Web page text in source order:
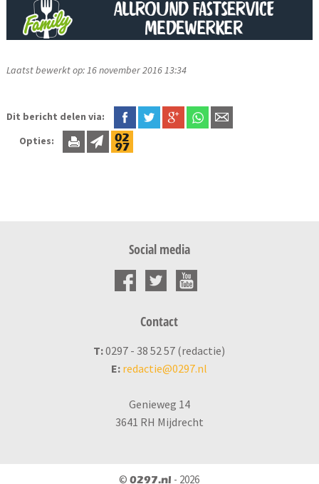
Laatst bewerkt op: 16 november 2016 13:34
Dit bericht delen via:
Opties:
Social media
Contact
T:0297 - 38 52 57 (redactie)
E: redactie@0297.nl
Genieweg 14
3641 RH Mijdrecht
©0297.nl - 2026